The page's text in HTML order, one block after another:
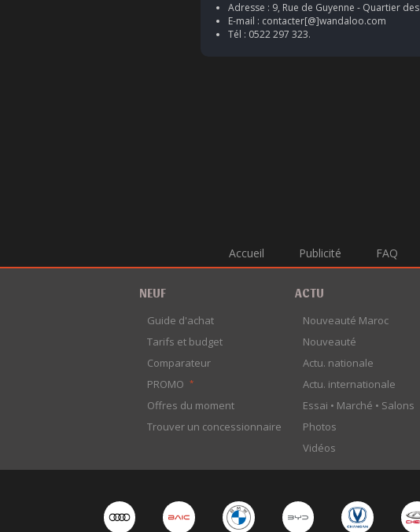
Adresse : 9, Rue de Guyenne - Quartier
E-mail : contacter[@]wandaloo.com
Tél : 0522 297 323.
Accueil Publicité FAQ
NEUF
Guide d'achat
Tarifs et budget
Comparateur
PROMO
*
Offres du moment
Trouver un concessionnaire
ACTU
Nouveauté Maroc
Nouveauté
Actu. nationale
Actu. internationale
Essai • Marché • Salons
Photos
Vidéos